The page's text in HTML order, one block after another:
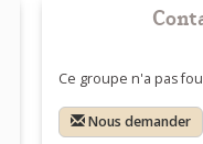
Ce groupe n'a pas
Nous demander